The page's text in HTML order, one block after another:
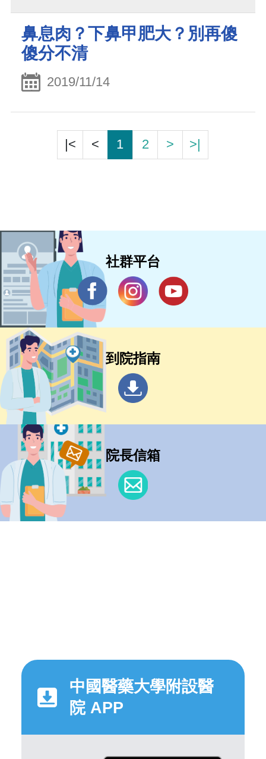
鼻息肉？下鼻甲肥大？別再傻
傻分不清
2019/11/14
|< < 1 2 > >|
社群平台
到院指南
院長信箱
中國醫藥大學附設醫
院 APP